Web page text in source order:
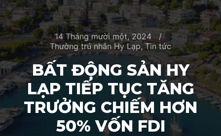
14 Tháng mười một, 2024
Thường trú nhân Hy Lạp,Tin tức
BẤT ĐỘNG SẢN HY
LẠP TIẾP TỤC TĂNG
TRƯỞNG CHIẾM HƠN
50% VỐN FDI